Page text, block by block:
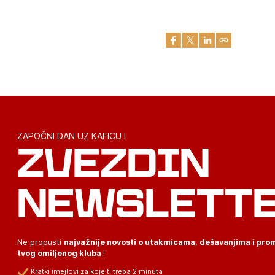
ZAPOČNI DAN UZ KAFICU I
ZVEZDIN
Ne propusti najvažnije novosti o utakmicama, dešavanjima i
tvog omiljenog kluba !
Kratki imejlovi za koje ti treba 2 minuta